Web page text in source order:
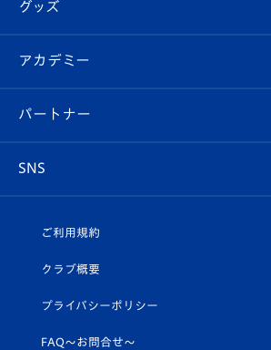
チケット
イベント
メディア
ホームタウン
スタッフプロフィール
マスコット紹介
平和祈念活動
Revive Team
ヴィヴィくんの長崎おもてなしガイド
フォトギャラリー
スタジアムグルメ
V-LOVERS（ファンクラブ）
プレイヤーズスイート
グッズ
オンラインショップ
店舗情報
アカデミー
育成からのお知らせ
U-18
スクール
パートナー
SNS
ヴィヴィくんインスタグラム
公式LINE＠
ご利用規約
クラブ概要
プライバシーポリシー
FAQ〜お問合せ〜